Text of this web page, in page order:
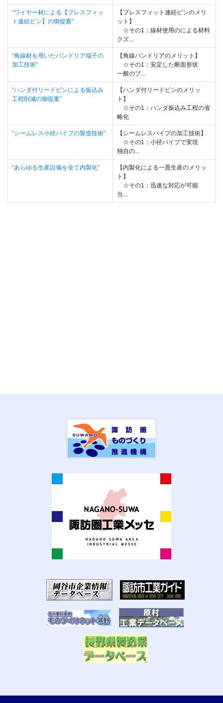
“ワイヤー材による【プレスフィッ
ト連続ピン】の御提案”
【プレスフィット連続ピンのメリ
ット】
☆その1：線材使用のによる材料
クズ...
“角線材を用いたバンドリア端子の
加工技術”
【角線バンドリアのメリット】
☆その1：安定した断面形状
一般のプ...
“ハンダ付リードピンによる振込み
工程削減の御提案”
【ハンダ付リードピンのメリッ
ト】
☆その1：ハンダ振込み工程の省
略化
“シームレス小径パイプの製造技術”
【シームレスパイプの加工技術】
☆その1：小径パイプで実現
独自の...
“あらゆる生産設備を全て内製化”
【内製化による一貫生産のメリッ
ト】
☆その1：迅速な対応が可能
当...